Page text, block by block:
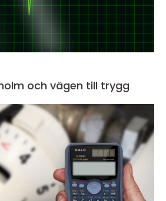
och vägen till trygg